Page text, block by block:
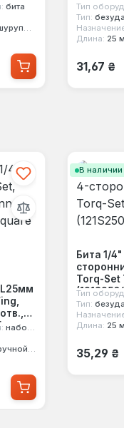
бита
Тип
Тип:
Длина: 25
31,67 ₴
набор бит
инструмент
В наличии
Бита 1/
Torq-Set
Тип
Тип:
Длина: 25
35,29 ₴